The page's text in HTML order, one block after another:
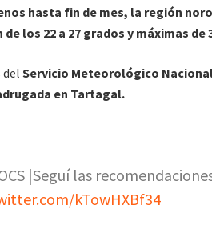
hasta fin de mes, la región
de los 22 a 27 grados y máximas de
del Servicio Meteorológico
en Tartagal.
|Seguí las
kTowHXBf34